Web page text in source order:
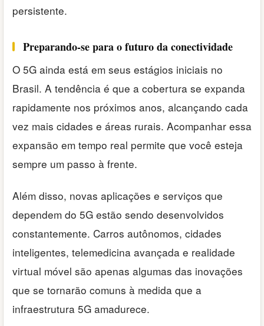
persistente.
Preparando-se para o futuro da conectividade
O 5G ainda está em seus estágios iniciais no
Brasil. A tendência é que a cobertura se expanda
rapidamente nos próximos anos, alcançando cada
vez mais cidades e áreas rurais. Acompanhar essa
expansão em tempo real permite que você esteja
sempre um passo à frente.
Além disso, novas aplicações e serviços que
dependem do 5G estão sendo desenvolvidos
constantemente. Carros autônomos, cidades
inteligentes, telemedicina avançada e realidade
virtual móvel são apenas algumas das inovações
que se tornarão comuns à medida que a
infraestrutura 5G amadurece.